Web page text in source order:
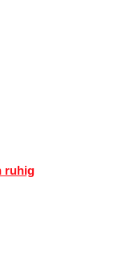
ruhig